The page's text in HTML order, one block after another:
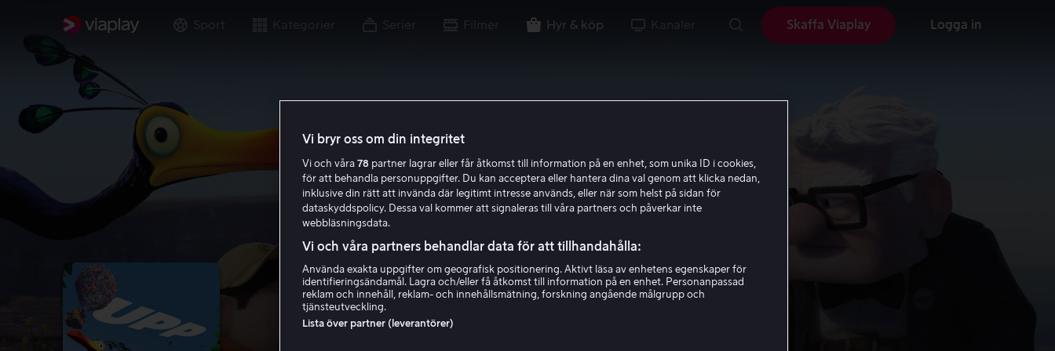
Hyr & köp Skaffa Viaplay Logga in
Vi bryr oss om din integritet
Vi och våra 78 partner lagrar eller får åtkomst till information på en enhet, som unika ID i cookies,
för att behandla personuppgifter. Du kan acceptera eller hantera dina val genom att klicka nedan,
inklusive din rätt att invända där legitimt intresse används, eller när som helst på sidan för
dataskyddspolicy. Dessa val kommer att signaleras till våra partners och påverkar inte
webbläsningsdata.
Vi och våra partners behandlar data för att tillhandahålla:
Använda exakta uppgifter om geografisk positionering. Aktivt läsa av enhetens egenskaper för
identifieringsändamål. Lagra och/eller få åtkomst till information på en enhet. Personanpassad
reklam och innehåll, reklam- och innehållsmätning, forskning angående målgrupp och
tjänsteutveckling.
Lista över partner (leverantörer)